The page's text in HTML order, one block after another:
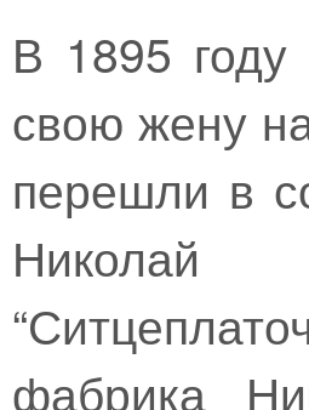
В 1895
свою жену
перешли в
Николай
фабрика